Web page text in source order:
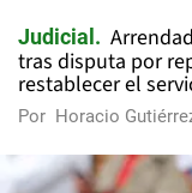
Judicial
tras disputa por
restablecer el
Por Horacio